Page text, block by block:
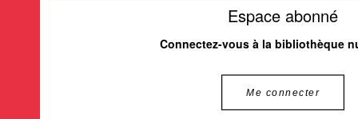
Espace abonné
Connectez-vous à la bibliothèque
Me connecter